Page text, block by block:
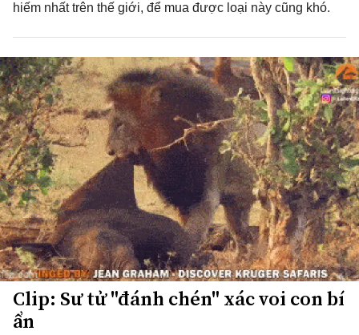
hiếm nhất trên thế giới, để mua được loại này cũng khó.
Clip: Sư tử "đánh chén" xác voi con bí
ẩn